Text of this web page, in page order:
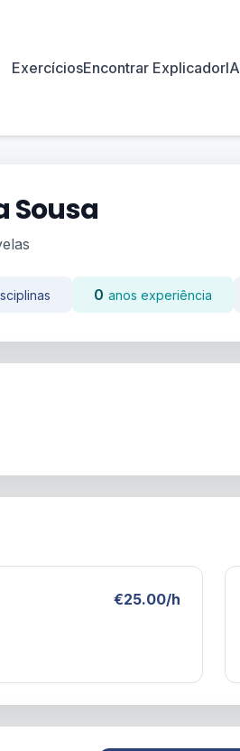
ExercíciosEncontrar ExplicadorIA
Sousa
0 anos experiência
€25.00/h